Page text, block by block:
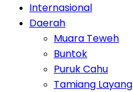
Internasional
Daerah
Muara Teweh
Buntok
Puruk Cahu
Tamiang Layang